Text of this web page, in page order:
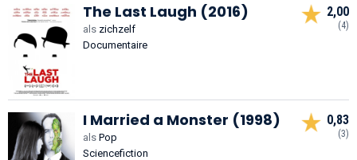
The Last Laugh (2016)
als zichzelf
Documentaire
2,00
(4)
I Married a Monster (1998)
als Pop
Sciencefiction
0,83
(3)